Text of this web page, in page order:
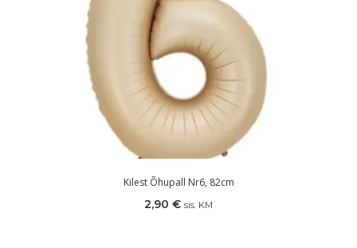
Kilest Õhupall Nr6, 82cm
2,90 € sis. KM